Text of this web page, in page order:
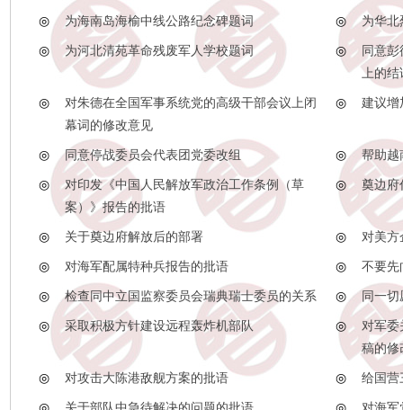
◎ 为海南岛海榆中线公路纪念碑题词 ◎ 为华北
◎ 为河北清苑革命残废军人学校题词 ◎
同意
上的结
◎
对朱德在全国军事系统党的高级干部会议上闭
幕词的修改意见
◎ 建议增
◎ 同意停战委员会代表团党委改组 ◎ 帮助越
◎
对印发《中国人民解放军政治工作条例（草
案）》报告的批语
◎ 奠边府
◎ 关于奠边府解放后的部署 ◎ 对美方
◎ 对海军配属特种兵报告的批语 ◎ 不要先
◎ 检查同中立国监察委员会瑞典瑞士委员的关系 ◎ 同一
◎ 采取积极方针建设远程轰炸机部队 ◎
对军
稿的修
◎ 对攻击大陈港敌舰方案的批语 ◎ 给国营